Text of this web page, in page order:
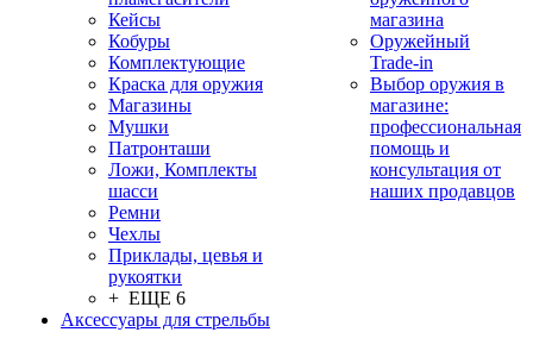
Кейсы
Кобуры
Комплектующие
Краска для оружия
Магазины
Мушки
Патронташи
Ложи, Комплекты
шасси
Ремни
Чехлы
Приклады, цевья и
рукоятки
+ ЕЩЕ 6
Аксессуары для стрельбы
магазина
Оружейный
Trade-in
Выбор оружия в
магазине:
профессиональная
помощь и
консультация от
наших продавцов